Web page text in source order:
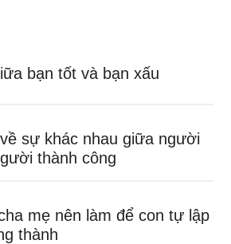
bạn tốt và bạn xấu
sự khác nhau giữa người
thành công
mẹ nên làm để con tự lập
thành